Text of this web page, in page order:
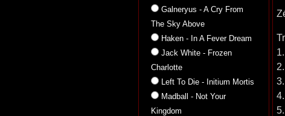
Galneryus - A Cry From
The Sky Above
Haken - In A Fever Dream
Jack White - Frozen
Charlotte
Left To Die - Initium Mortis
Madball - Not Your
Kingdom